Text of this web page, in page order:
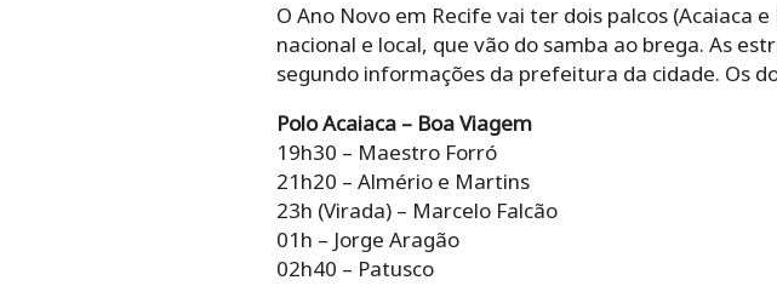
O Ano Novo em Recife vai ter dois palcos (Acaiaca
nacional e local, que vão do samba ao brega. As
segundo informações da prefeitura da cidade. Os
Polo Acaiaca – Boa Viagem
19h30 – Maestro Forró
21h20 – Almério e Martins
23h (Virada) – Marcelo Falcão
01h – Jorge Aragão
02h40 – Patusco